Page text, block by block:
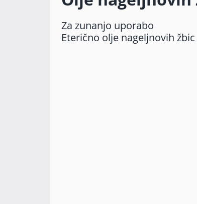
Za zunanjo uporabo
Eterično olje nageljnovih